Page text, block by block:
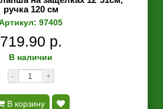
ручка 120 см
97405
719.90 р.
В наличии
-
+
В корзину